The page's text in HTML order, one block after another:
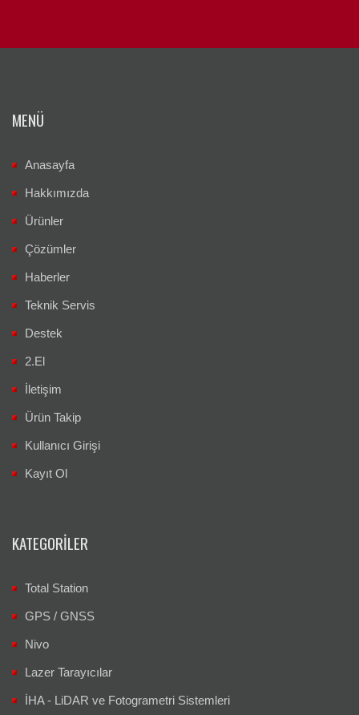
MENÜ
Anasayfa
Hakkımızda
Ürünler
Çözümler
Haberler
Teknik Servis
Destek
2.El
İletişim
Ürün Takip
Kullanıcı Girişi
Kayıt Ol
KATEGORILER
Total Station
GPS / GNSS
Nivo
Lazer Tarayıcılar
İHA - LiDAR ve Fotogrametri Sistemleri